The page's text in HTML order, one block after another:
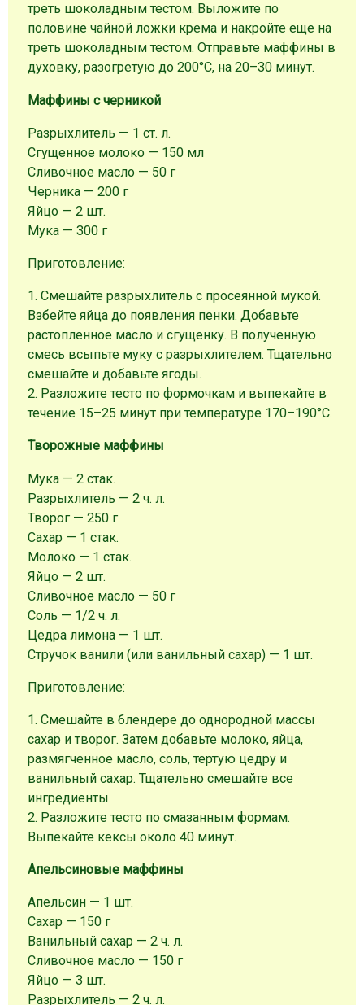
треть шоколадным тестом. Выложите по
половине чайной ложки крема и накройте еще на
треть шоколадным тестом. Отправьте маффины в
духовку, разогретую до 200°C, на 20–30 минут.
Маффины с черникой
Разрыхлитель — 1 ст. л.
Сгущенное молоко — 150 мл
Сливочное масло — 50 г
Черника — 200 г
Яйцо — 2 шт.
Мука — 300 г
Приготовление:
1. Смешайте разрыхлитель с просеянной мукой.
Взбейте яйца до появления пенки. Добавьте
растопленное масло и сгущенку. В полученную
смесь всыпьте муку с разрыхлителем. Тщательно
смешайте и добавьте ягоды.
2. Разложите тесто по формочкам и выпекайте в
течение 15–25 минут при температуре 170–190°C.
Творожные маффины
Мука — 2 стак.
Разрыхлитель — 2 ч. л.
Творог — 250 г
Сахар — 1 стак.
Молоко — 1 стак.
Яйцо — 2 шт.
Сливочное масло — 50 г
Соль — 1/2 ч. л.
Цедра лимона — 1 шт.
Стручок ванили (или ванильный сахар) — 1 шт.
Приготовление:
1. Смешайте в блендере до однородной массы
сахар и творог. Затем добавьте молоко, яйца,
размягченное масло, соль, тертую цедру и
ванильный сахар. Тщательно смешайте все
ингредиенты.
2. Разложите тесто по смазанным формам.
Выпекайте кексы около 40 минут.
Апельсиновые маффины
Апельсин — 1 шт.
Сахар — 150 г
Ванильный сахар — 2 ч. л.
Сливочное масло — 150 г
Яйцо — 3 шт.
Разрыхлитель — 2 ч. л.